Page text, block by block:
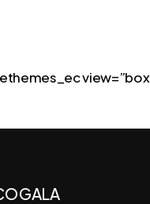
GALA